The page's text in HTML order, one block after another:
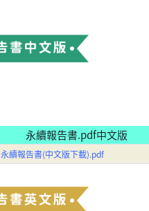
永續報告書.pdf中文版
永續報告書(中文版下載).pdf